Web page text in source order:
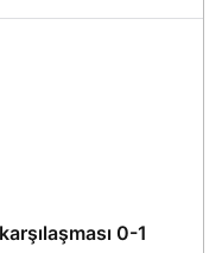
0-1